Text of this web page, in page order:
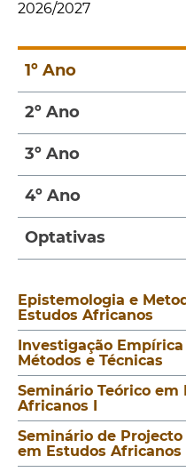
2026/2027
1º Ano
2º Ano
3º Ano
4º Ano
Optativas
Epistemologia e
Estudos Africanos
Investigação
Métodos e Técnicas
Seminário Teórico em
Africanos I
Seminário de
em Estudos Africanos